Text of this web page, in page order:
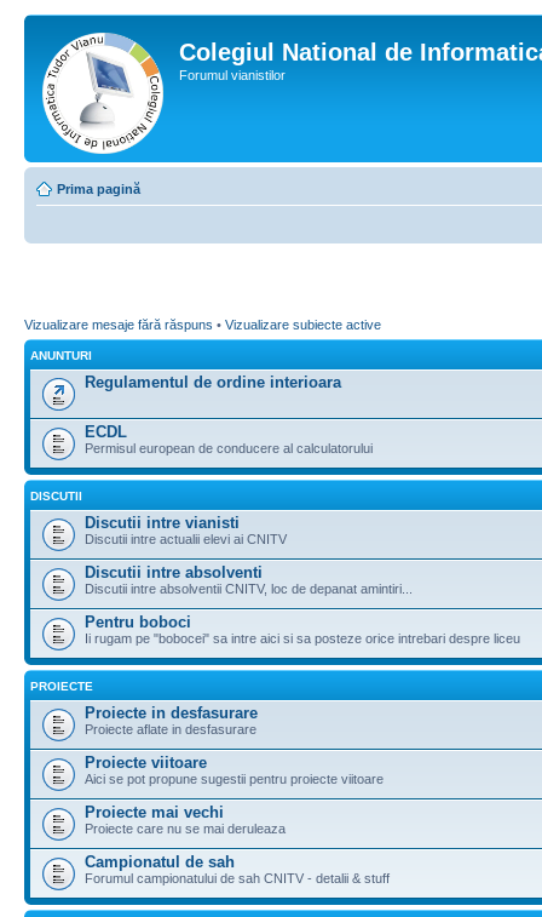
Colegiul National de
Forumul vianistilor
Prima pagină
Vizualizare mesaje fără răspuns • Vizualizare subiecte active
ANUNTURI
Regulamentul de ordine interioara
ECDL
Permisul european de conducere al calculatorului
DISCUTII
Discutii intre vianisti
Discutii intre actualii elevi ai CNITV
Discutii intre absolventi
Discutii intre absolventii CNITV, loc de depanat amintiri...
Pentru boboci
Ii rugam pe "bobocei" sa intre aici si sa posteze orice intrebari despre liceu
PROIECTE
Proiecte in desfasurare
Proiecte aflate in desfasurare
Proiecte viitoare
Aici se pot propune sugestii pentru proiecte viitoare
Proiecte mai vechi
Proiecte care nu se mai deruleaza
Campionatul de sah
Forumul campionatului de sah CNITV - detalii & stuff